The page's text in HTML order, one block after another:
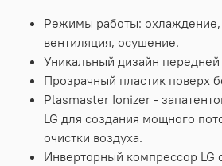
Режимы работы: охлаждение,
вентиляция, осушение.
Уникальный дизайн
Прозрачный пластик поверх
Plasmaster Ionizer -
LG для создания мощного
очистки воздуха.
Инверторный компрессор LG